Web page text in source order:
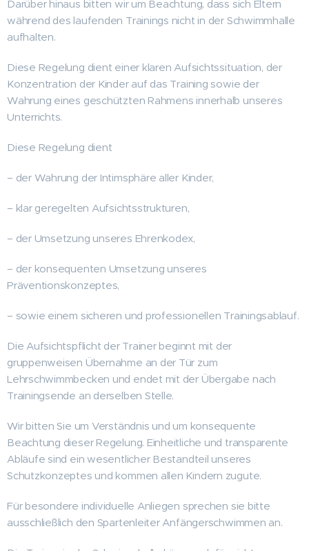
Darüber hinaus bitten wir um Beachtung, dass sich Eltern
während des laufenden Trainings nicht in der Schwimmhalle
aufhalten.
Diese Regelung dient einer klaren Aufsichtssituation, der
Konzentration der Kinder auf das Training sowie der
Wahrung eines geschützten Rahmens innerhalb unseres
Unterrichts.
Diese Regelung dient
– der Wahrung der Intimsphäre aller Kinder,
– klar geregelten Aufsichtsstrukturen,
– der Umsetzung unseres Ehrenkodex,
– der konsequenten Umsetzung unseres
Präventionskonzeptes,
– sowie einem sicheren und professionellen Trainingsablauf.
Die Aufsichtspflicht der Trainer beginnt mit der
gruppenweisen Übernahme an der Tür zum
Lehrschwimmbecken und endet mit der Übergabe nach
Trainingsende an derselben Stelle.
Wir bitten Sie um Verständnis und um konsequente
Beachtung dieser Regelung. Einheitliche und transparente
Abläufe sind ein wesentlicher Bestandteil unseres
Schutzkonzeptes und kommen allen Kindern zugute.
Für besondere individuelle Anliegen sprechen sie bitte
ausschließlich den Spartenleiter Anfängerschwimmen an.